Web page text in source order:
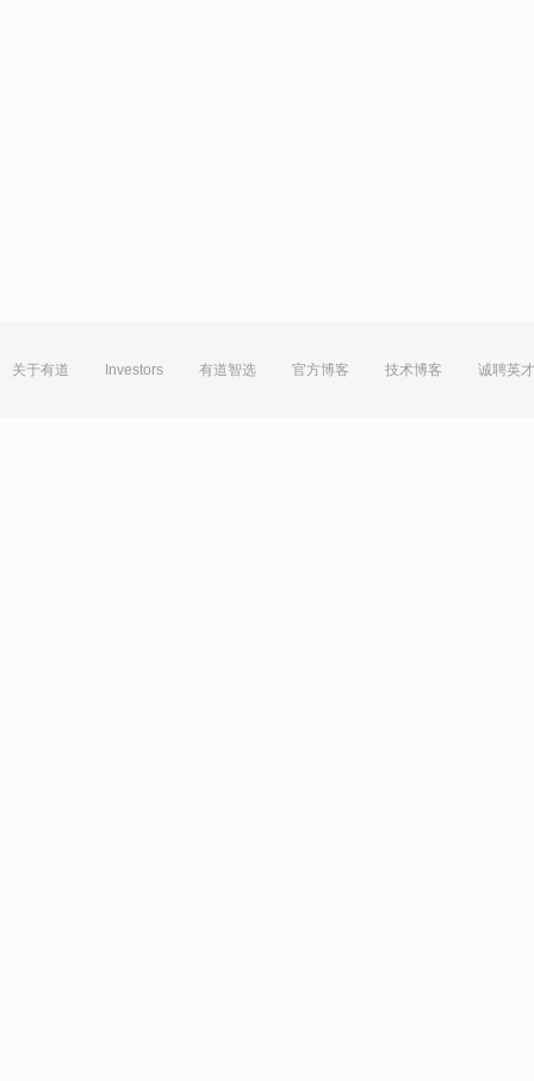
关于有道 Investors 有道智选 官方博客 技术博客 诚聘英才